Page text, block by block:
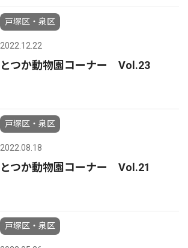
戸塚区・泉区
2022.12.22
とつか動物園コーナー Vol.23
戸塚区・泉区
2022.08.18
とつか動物園コーナー Vol.21
戸塚区・泉区